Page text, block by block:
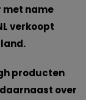
met name
verkoopt
producten
over